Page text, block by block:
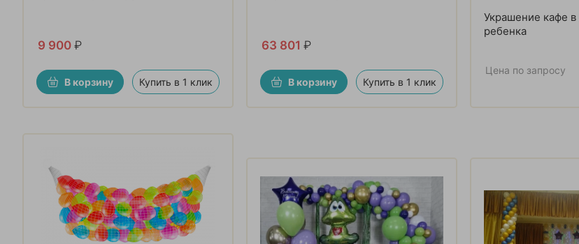
9 900 ₽
В корзину Купить в 1 клик
63 801 ₽
В корзину Купить в 1 клик
Украшение кафе
ребенка
Цена по запросу